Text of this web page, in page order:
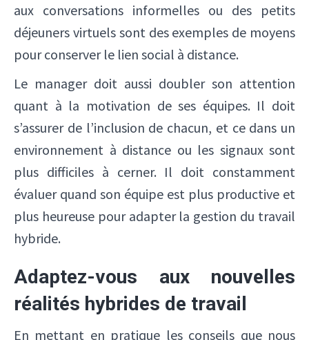
aux conversations informelles ou des petits
déjeuners virtuels sont des exemples de moyens
pour conserver le lien social à distance.
Le manager doit aussi doubler son attention
quant à la motivation de ses équipes. Il doit
s’assurer de l’inclusion de chacun, et ce dans un
environnement à distance ou les signaux sont
plus difficiles à cerner. Il doit constamment
évaluer quand son équipe est plus productive et
plus heureuse pour adapter la gestion du travail
hybride.
Adaptez-vous aux nouvelles
réalités hybrides de travail
En mettant en pratique les conseils que nous